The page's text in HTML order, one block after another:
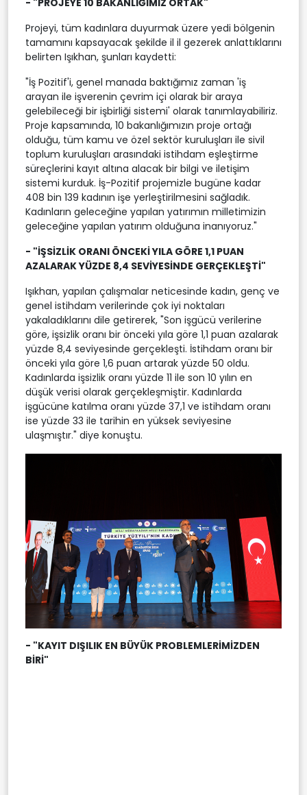
- "PROJEYE 10 BAKANLIĞIMIZ ORTAK"
Projeyi, tüm kadınlara duyurmak üzere yedi bölgenin
tamamını kapsayacak şekilde il il gezerek anlattıklarını
belirten Işıkhan, şunları kaydetti:
"İş Pozitif'i, genel manada baktığımız zaman 'iş
arayan ile işverenin çevrim içi olarak bir araya
gelebileceği bir işbirliği sistemi' olarak tanımlayabiliriz.
Proje kapsamında, 10 bakanlığımızın proje ortağı
olduğu, tüm kamu ve özel sektör kuruluşları ile sivil
toplum kuruluşları arasındaki istihdam eşleştirme
süreçlerini kayıt altına alacak bir bilgi ve iletişim
sistemi kurduk. İş-Pozitif projemizle bugüne kadar
408 bin 139 kadının işe yerleştirilmesini sağladık.
Kadınların geleceğine yapılan yatırımın milletimizin
geleceğine yapılan yatırım olduğuna inanıyoruz."
- "İŞSİZLİK ORANI ÖNCEKİ YILA GÖRE 1,1 PUAN
AZALARAK YÜZDE 8,4 SEVİYESİNDE GERÇEKLEŞTİ"
Işıkhan, yapılan çalışmalar neticesinde kadın, genç ve
genel istihdam verilerinde çok iyi noktaları
yakaladıklarını dile getirerek, "Son işgücü verilerine
göre, işsizlik oranı bir önceki yıla göre 1,1 puan azalarak
yüzde 8,4 seviyesinde gerçekleşti. İstihdam oranı bir
önceki yıla göre 1,6 puan artarak yüzde 50 oldu.
Kadınlarda işsizlik oranı yüzde 11 ile son 10 yılın en
düşük verisi olarak gerçekleşmiştir. Kadınlarda
işgücüne katılma oranı yüzde 37,1 ve istihdam oranı
ise yüzde 33 ile tarihin en yüksek seviyesine
ulaşmıştır." diye konuştu.
- "KAYIT DIŞILIK EN BÜYÜK PROBLEMLERİMİZDEN
BİRİ"